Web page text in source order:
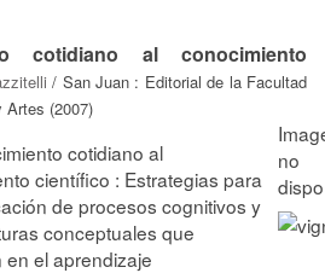
cotidiano al conocimiento
/ San Juan : Editorial de la Facultad
Artes (2007)
cotidiano al
científico : Estrategias para
de procesos cognitivos y
conceptuales que
en el aprendizaje